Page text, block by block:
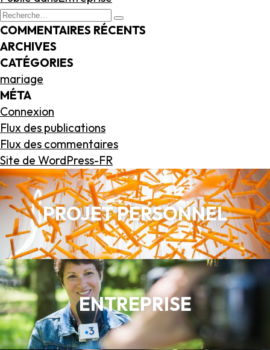
DE
L’ARTICLE
Recherche
pour
:
Recherche
COMMENTAIRES RÉCENTS
ARCHIVES
CATÉGORIES
mariage
MÉTA
Connexion
Flux des publications
Flux des commentaires
Site de WordPress-FR
PROJET PERSONNEL
ENTREPRISE